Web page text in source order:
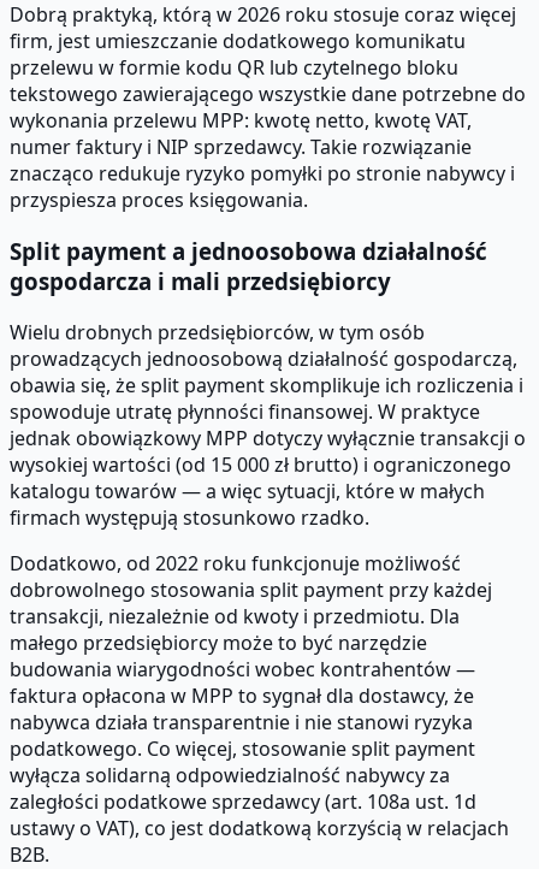
Dobrą praktyką, którą w 2026 roku stosuje coraz więcej
firm, jest umieszczanie dodatkowego komunikatu
przelewu w formie kodu QR lub czytelnego bloku
tekstowego zawierającego wszystkie dane potrzebne do
wykonania przelewu MPP: kwotę netto, kwotę VAT,
numer faktury i NIP sprzedawcy. Takie rozwiązanie
znacząco redukuje ryzyko pomyłki po stronie nabywcy i
przyspiesza proces księgowania.
Split payment a jednoosobowa działalność
gospodarcza i mali przedsiębiorcy
Wielu drobnych przedsiębiorców, w tym osób
prowadzących jednoosobową działalność gospodarczą,
obawia się, że split payment skomplikuje ich rozliczenia i
spowoduje utratę płynności finansowej. W praktyce
jednak obowiązkowy MPP dotyczy wyłącznie transakcji o
wysokiej wartości (od 15 000 zł brutto) i ograniczonego
katalogu towarów — a więc sytuacji, które w małych
firmach występują stosunkowo rzadko.
Dodatkowo, od 2022 roku funkcjonuje możliwość
dobrowolnego stosowania split payment przy każdej
transakcji, niezależnie od kwoty i przedmiotu. Dla
małego przedsiębiorcy może to być narzędzie
budowania wiarygodności wobec kontrahentów —
faktura opłacona w MPP to sygnał dla dostawcy, że
nabywca działa transparentnie i nie stanowi ryzyka
podatkowego. Co więcej, stosowanie split payment
wyłącza solidarną odpowiedzialność nabywcy za
zaległości podatkowe sprzedawcy (art. 108a ust. 1d
ustawy o VAT), co jest dodatkową korzyścią w relacjach
B2B.